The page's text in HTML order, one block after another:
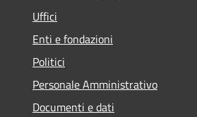
Uffici
Enti e fondazioni
Politici
Personale Amministrativo
Documenti e dati